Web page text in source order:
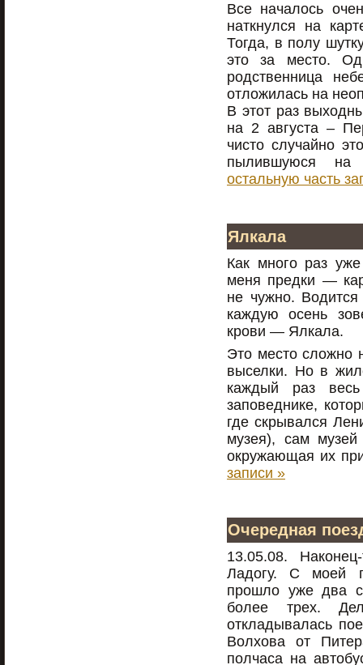
Все началось
наткнулся на
Тогда, в полу
это за место.
родственница
отложилась на
В этот раз
на 2 августа –
чисто случайно
пылившуюся
остальную часть
Ялкала
Как много раз
меня предки —
не чужно.
каждую осень
крови — Ялкала.
Это место сложно
выселки. Но в
каждый раз
заповеднике,
где скрывался
музея), сам
окружающая их
записи »
Очередная
13.05.08.
Ладогу. С моей
прошло уже два
более трех.
откладывалась
Волхова от
полчаса на